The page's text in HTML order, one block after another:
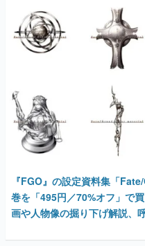
『FGO』の設定資料集「
巻を「495円／70%オフ」で
画や人物像の掘り下げ解説、